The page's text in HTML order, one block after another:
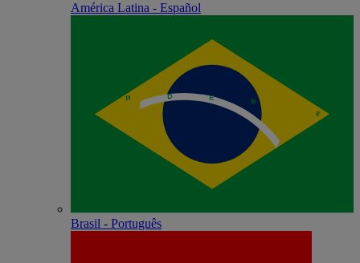
América Latina - Español
Brasil - Português